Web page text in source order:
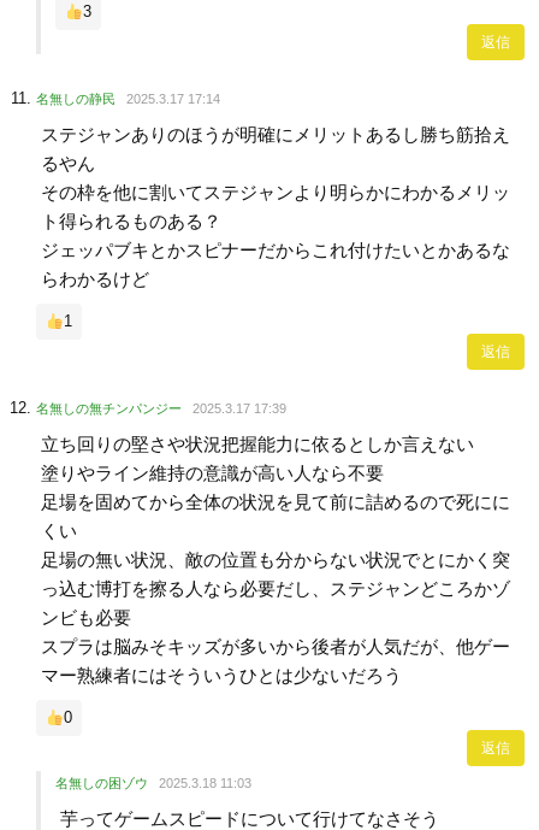
3
返信
名無しの静民 2025.3.17 17:14
ステジャンありのほうが明確にメリットあるし勝ち筋拾え
るやん
その枠を他に割いてステジャンより明らかにわかるメリッ
ト得られるものある？
ジェッパブキとかスピナーだからこれ付けたいとかあるな
らわかるけど
1
返信
名無しの無チンパンジー 2025.3.17 17:39
立ち回りの堅さや状況把握能力に依るとしか言えない
塗りやライン維持の意識が高い人なら不要
足場を固めてから全体の状況を見て前に詰めるので死にに
くい
足場の無い状況、敵の位置も分からない状況でとにかく突
っ込む博打を擦る人なら必要だし、ステジャンどころかゾ
ンビも必要
スプラは脳みそキッズが多いから後者が人気だが、他ゲー
マー熟練者にはそういうひとは少ないだろう
0
返信
名無しの困ゾウ 2025.3.18 11:03
芋ってゲームスピードについて行けてなさそう